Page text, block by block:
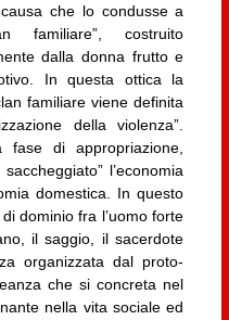
che lo condusse a
familiare”, costruito
dalla donna frutto e
In questa ottica la
familiare viene definita
della violenza”.
fase di appropriazione,
l’economia
domestica. In questo
dominio fra l’uomo forte
il saggio, il sacerdote
organizzata dal proto-
che si concreta nel
nella vita sociale ed